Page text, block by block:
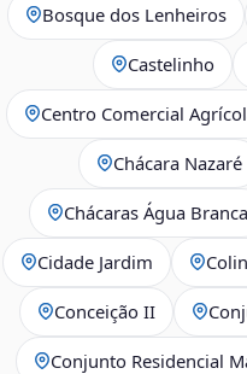
Bosque dos Lenheiros
Castelinho
Centro Comercial
Chácara Nazaré
Chácaras Água Branca
Cidade Jardim
Conceição II
Conjunto Residencial